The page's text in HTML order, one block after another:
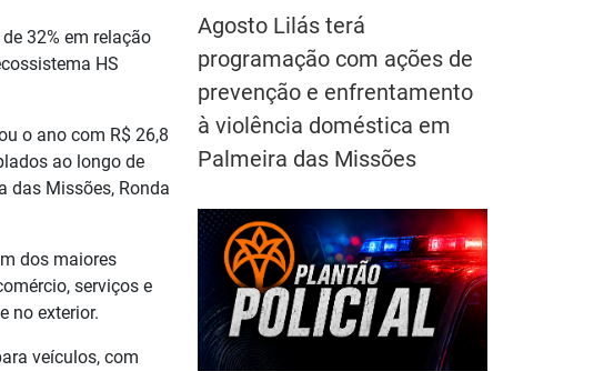
32% em relação
HS
o ano com R$ 26,8
ao longo de
das Missões, Ronda
dos maiores
serviços e
no exterior.
veículos, com
Agosto Lilás terá
programação com ações de
prevenção e enfrentamento
à violência doméstica em
Palmeira das Missões